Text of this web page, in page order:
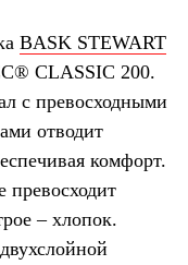
BASK STEWART
CLASSIC 200.
с превосходными
отводит
комфорт.
превосходит
– хлопок.